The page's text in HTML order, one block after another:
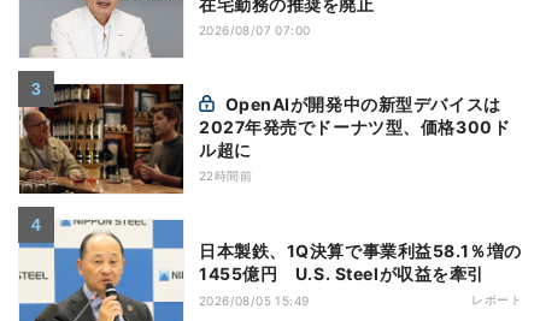
2026/08/07 07:00
2027年発売でドーナツ型、価格300ド
ル超に
22時間前
日本製鉄、1Q決算で事業利益58.1％増の
1455億円 U.S. Steelが収益を牽引
2026/08/05 15:49 レポート